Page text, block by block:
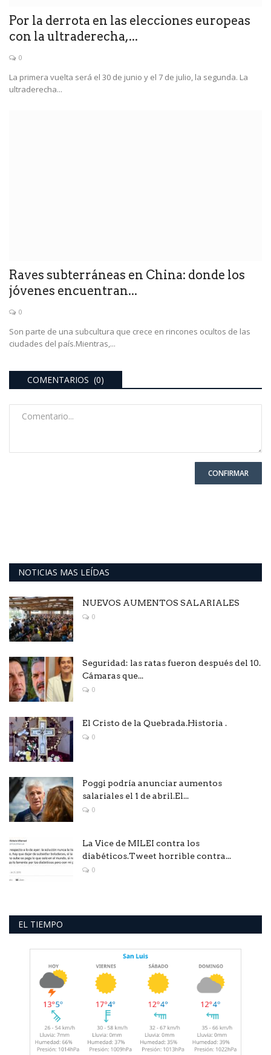
Por la derrota en las elecciones europeas
con la ultraderecha,...
0
La primera vuelta será el 30 de junio y el 7 de julio, la segunda. La
ultraderecha...
Raves subterráneas en China: donde los
jóvenes encuentran...
0
Son parte de una subcultura que crece en rincones ocultos de las
ciudades del país.Mientras,...
COMENTARIOS (0)
CONFIRMAR
NOTICIAS MAS LEÍDAS
NUEVOS AUMENTOS SALARIALES
0
Seguridad: las ratas fueron después del 10.
Cámaras que...
0
El Cristo de la Quebrada.Historia .
0
Poggi podría anunciar aumentos
salariales el 1 de abril.El...
0
La Vice de MILEI contra los
diabéticos.Tweet horrible contra...
0
EL TIEMPO